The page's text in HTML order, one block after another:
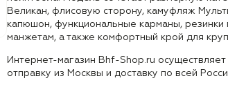
Великан, флисовую сторону, камуфляж
капюшон, функциональные карманы, резинки
манжетам, а также комфортный крой для
Интернет-магазин Bhf-Shop.ru
отправку из Москвы и доставку по всей